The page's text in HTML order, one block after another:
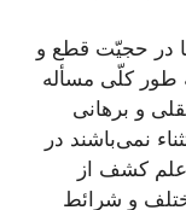
در حجیّت قطع و
طور کلّی مسأله
و برهانی
نمی‌باشند در
علم کشف از
و شرائط